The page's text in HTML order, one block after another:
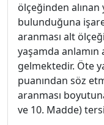
ölçeğinden
bulunduğuna
aranması alt
yaşamda anlamın
gelmektedir. Öte
puanından söz
aranması
ve 10. Madde)